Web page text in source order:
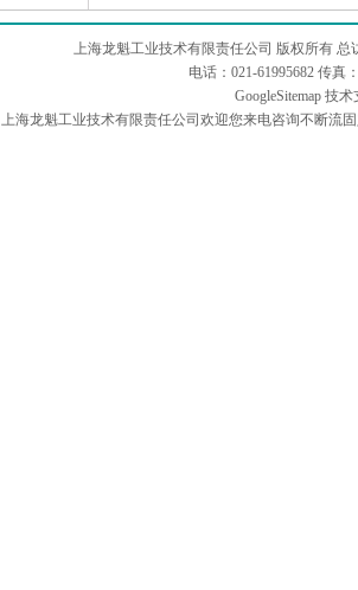
上海龙魁工业技术有限责任公司 版权所有 总
电话：021-61995682 传真
GoogleSitemap技术
上海龙魁工业技术有限责任公司欢迎您来电咨询不断流